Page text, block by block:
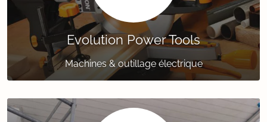
Evolution Power Tools
Machines & outillage électrique